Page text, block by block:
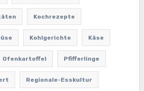
Kochrezepte
Kohlgerichte Käse
Ofenkartoffel Pfifferlinge
Regionale-Esskultur